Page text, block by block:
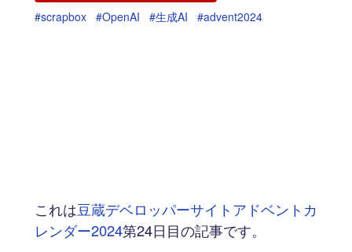
#scrapbox #OpenAI #生成AI #advent2024
これは豆蔵デベロッパーサイトアドベントカ
レンダー2024第24日目の記事です。